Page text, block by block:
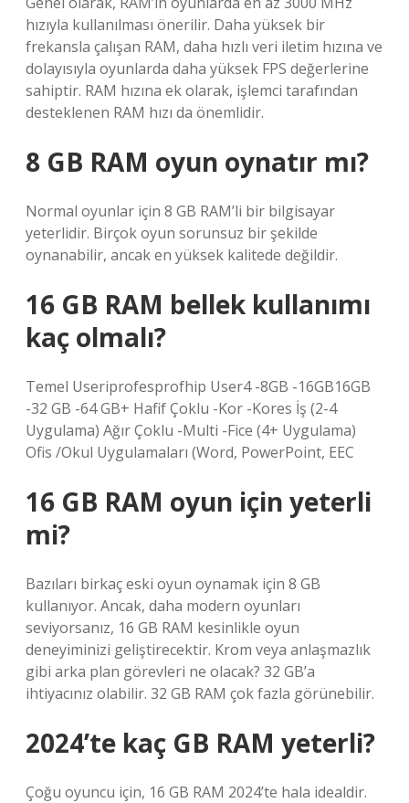
hızıyla kullanılması önerilir. Daha yüksek bir
frekansla çalışan RAM, daha hızlı veri iletim hızına ve
dolayısıyla oyunlarda daha yüksek FPS değerlerine
sahiptir. RAM hızına ek olarak, işlemci tarafından
desteklenen RAM hızı da önemlidir.
8 GB RAM oyun oynatır mı?
Normal oyunlar için 8 GB RAM’li bir bilgisayar
yeterlidir. Birçok oyun sorunsuz bir şekilde
oynanabilir, ancak en yüksek kalitede değildir.
16 GB RAM bellek kullanımı
kaç olmalı?
Temel Useriprofesprofhip User4 -8GB -16GB16GB
-32 GB -64 GB+ Hafif Çoklu -Kor -Kores İş (2-4
Uygulama) Ağır Çoklu -Multi -Fice (4+ Uygulama)
Ofis /Okul Uygulamaları (Word, PowerPoint, EEC
16 GB RAM oyun için yeterli
mi?
Bazıları birkaç eski oyun oynamak için 8 GB
kullanıyor. Ancak, daha modern oyunları
seviyorsanız, 16 GB RAM kesinlikle oyun
deneyiminizi geliştirecektir. Krom veya anlaşmazlık
gibi arka plan görevleri ne olacak? 32 GB’a
ihtiyacınız olabilir. 32 GB RAM çok fazla görünebilir.
2024’te kaç GB RAM yeterli?
Çoğu oyuncu için, 16 GB RAM 2024’te hala idealdir.